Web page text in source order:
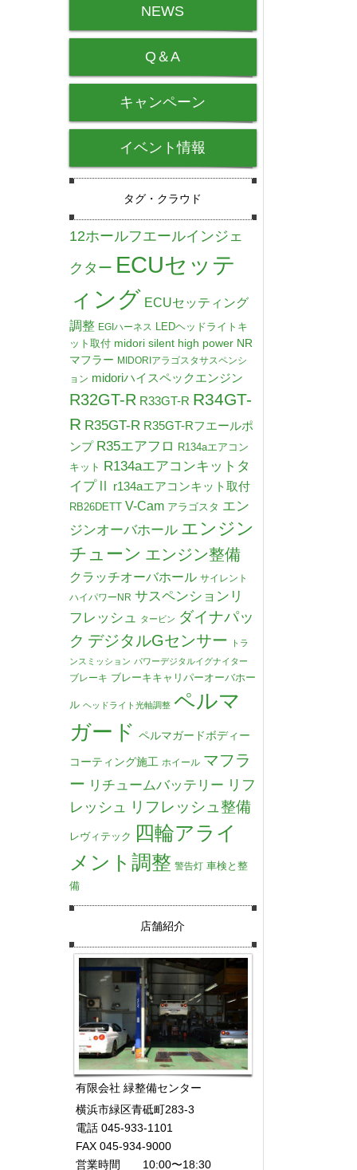
NEWS
Q＆A
キャンペーン
イベント情報
タグ・クラウド
12ホールフエールインジェ
クター ECUセッテ
ィング ECUセッティング
調整 EGIハーネス LEDヘッドライトキ
ット取付 midori silent high power NR
マフラー MIDORIアラゴスタサスペンシ
ョン midoriハイスペックエンジン
R32GT-R R33GT-R R34GT-
R R35GT-R R35GT-Rフエールポ
ンプ R35エアフロ R134aエアコン
キット R134aエアコンキットタ
イプⅡ
r134aエアコンキット取付
RB26DETT V-Cam アラゴスタ エン
ジンオーバホール エンジン
チューン エンジン整備
クラッチオーバホール サイレント
ハイパワーNR サスペンションリ
フレッシュ
タービン ダイナパッ
ク デジタルGセンサー
トラ
ンスミッション パワーデジタルイグナイター
ブレーキ ブレーキキャリパーオーバホー
ル ヘッドライト光軸調整 ペルマ
ガード ペルマガードボディー
コーティング施工 ホイール マフラ
ー リチュームバッテリー リフ
レッシュ
リフレッシュ整備
レヴィテック 四輪アライ
メント調整 警告灯 車検と整
備
店舗紹介
有限会社 緑整備センター
横浜市緑区青砥町283-3
電話 045-933-1101
FAX 045-934-9000
営業時間 10:00〜18:30